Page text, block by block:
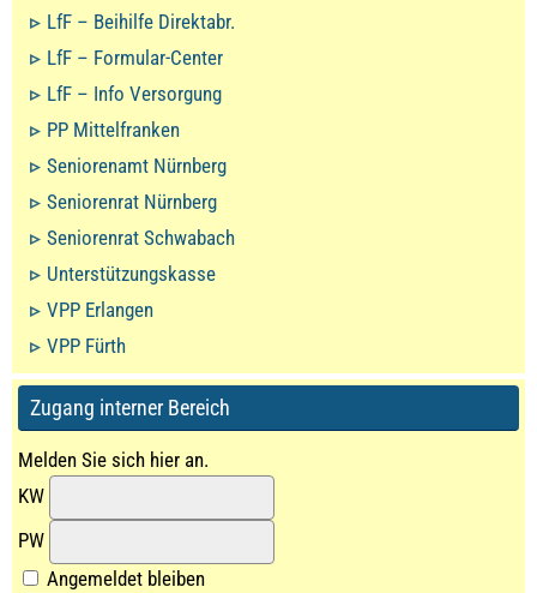
LfF – Beihilfe Direktabr.
LfF – Formular-Center
LfF – Info Versorgung
PP Mittelfranken
Seniorenamt Nürnberg
Seniorenrat Nürnberg
Seniorenrat Schwabach
Unterstützungskasse
VPP Erlangen
VPP Fürth
Zugang interner Bereich
Melden Sie sich hier an.
KW
PW
Angemeldet bleiben